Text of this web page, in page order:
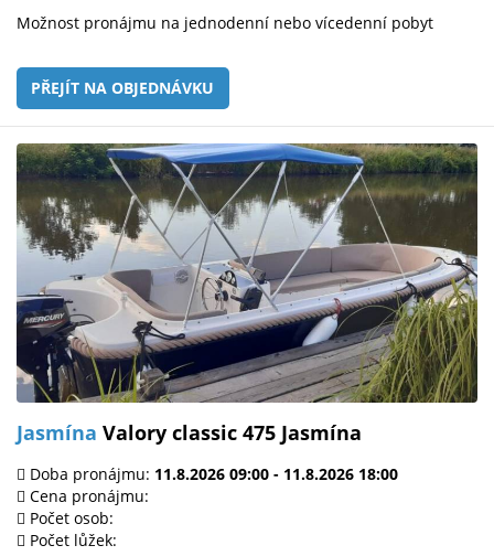
Možnost pronájmu na jednodenní nebo vícedenní pobyt
PŘEJÍT NA OBJEDNÁVKU
Jasmína Valory classic 475 Jasmína
Doba pronájmu: 11.8.2026 09:00 - 11.8.2026 18:00
Cena pronájmu:
Počet osob:
Počet lůžek: